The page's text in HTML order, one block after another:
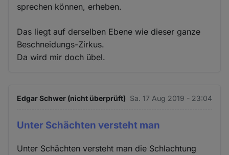
sprechen können, erheben.
Das liegt auf derselben Ebene wie dieser ganze
Beschneidungs-Zirkus.
Da wird mir doch übel.
Edgar Schwer (nicht überprüft) Sa. 17 Aug 2019 - 23:04
Unter Schächten versteht man
Unter Schächten versteht man die Schlachtung